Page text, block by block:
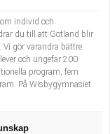
individ och
du till att Gotland blir
gör varandra bättre.
och ungefär 200
program, fem
På Wisbygymnasiet